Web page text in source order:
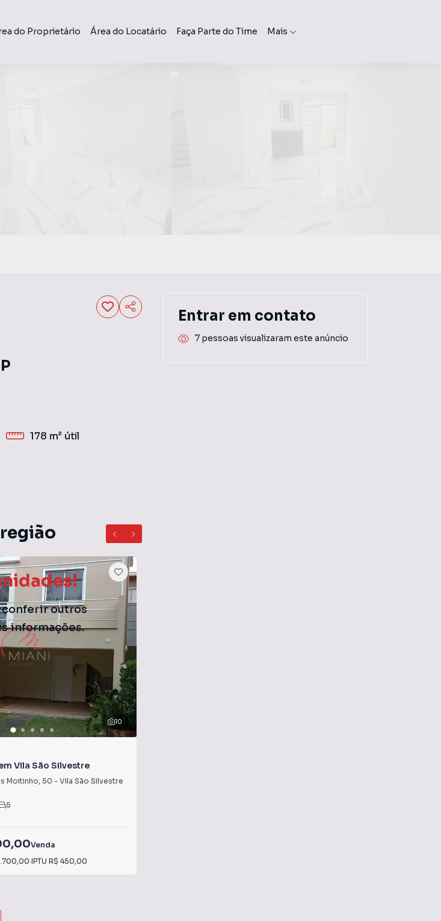
do Proprietário Área do Locatário Faça Parte do Time Mais
conferir outros
informações.
178 m² útil
10
Vila São Silvestre
Moitinho, 50 - Vila São Silvestre
5
Venda
·IPTU R$ 450,00
Entrar em contato
7 pessoas visualizaram este anúncio